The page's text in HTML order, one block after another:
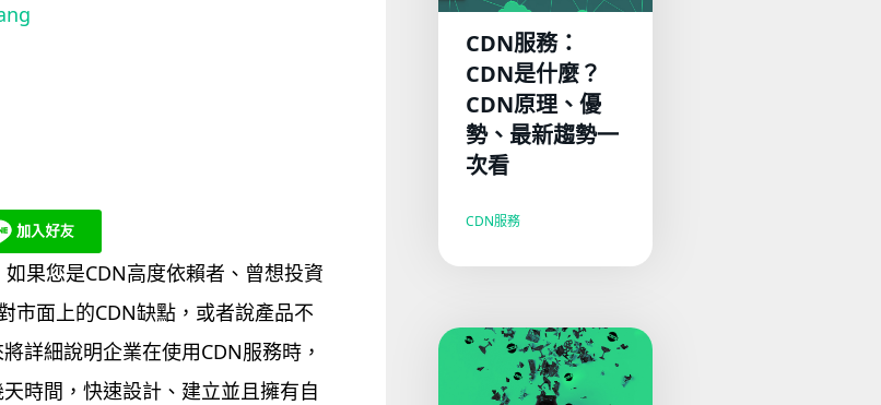
果您是CDN高度依賴者、曾想投資
市面上的CDN缺點，或者說產品不
詳細說明企業在使用CDN服務時，
時間，快速設計、建立並且擁有自
CDN服務：
CDN是什麼？
CDN原理、優
勢、最新趨勢一
次看
CDN服務